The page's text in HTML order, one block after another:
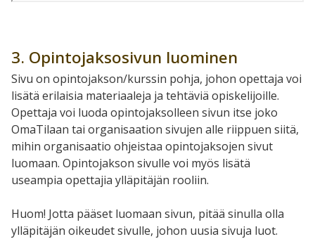
3. Opintojaksosivun luominen
Sivu on opintojakson/kurssin pohja, johon opettaja voi
lisätä erilaisia materiaaleja ja tehtäviä opiskelijoille.
Opettaja voi luoda opintojaksolleen sivun itse joko
OmaTilaan tai organisaation sivujen alle riippuen siitä,
mihin organisaatio ohjeistaa opintojaksojen sivut
luomaan. Opintojakson sivulle voi myös lisätä
useampia opettajia ylläpitäjän rooliin.
Huom! Jotta pääset luomaan sivun, pitää sinulla olla
ylläpitäjän oikeudet sivulle, johon uusia sivuja luot.